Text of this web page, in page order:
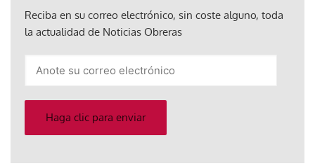
Reciba en su correo electrónico, sin coste alguno, toda
la actualidad de Noticias Obreras
electrónico
Haga clic para enviar